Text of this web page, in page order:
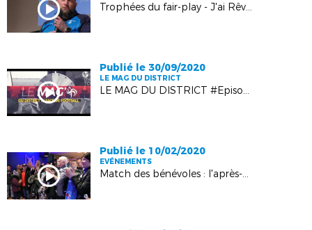
Trophées du fair-play - J'ai Rêvé le Foot : les images !
Publié le 30/09/2020
LE MAG DU DISTRICT
LE MAG DU DISTRICT #Episode 1
Publié le 10/02/2020
EVÉNEMENTS
Match des bénévoles : l'après-midi en images !